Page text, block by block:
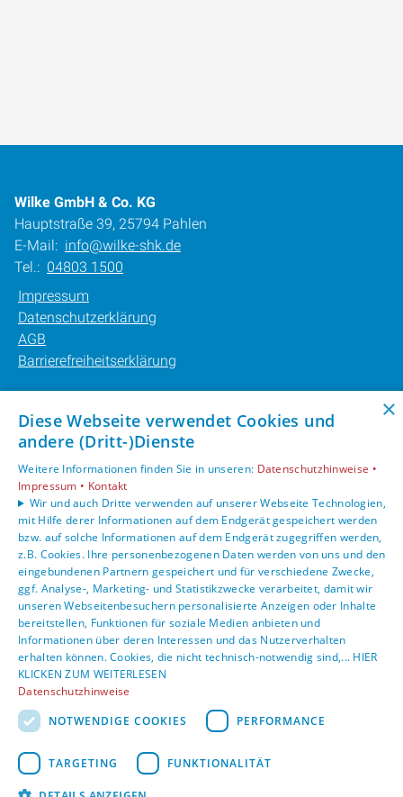
Wilke GmbH & Co. KG
Hauptstraße 39, 25794 Pahlen
E-Mail: info@wilke-shk.de
Tel.: 04803 1500
Impressum
Datenschutzerklärung
AGB
Barrierefreiheitserklärung
Privatkunden
Karriere
Unternehmen
Kontakt
×
Diese Webseite verwendet Cookies und
andere (Dritt-)Dienste
Weitere Informationen finden Sie in unseren: Datenschutzhinweise •
Impressum • Kontakt
Wir und auch Dritte verwenden auf unserer Webseite Technologien,
mit Hilfe derer Informationen auf dem Endgerät gespeichert werden
bzw. auf solche Informationen auf dem Endgerät zugegriffen werden,
z.B. Cookies. Ihre personenbezogenen Daten werden von uns und den
eingebundenen Partnern gespeichert und für verschiedene Zwecke,
ggf. Analyse-, Marketing- und Statistikzwecke verarbeitet, damit wir
unseren Webseitenbesuchern personalisierte Anzeigen oder Inhalte
bereitstellen, Funktionen für soziale Medien anbieten und
Informationen über deren Interessen und das Nutzerverhalten
erhalten können. Cookies, die nicht technisch-notwendig sind,... HIER
KLICKEN ZUM WEITERLESEN
Datenschutzhinweise
NOTWENDIGE COOKIES
PERFORMANCE
TARGETING FUNKTIONALITÄT